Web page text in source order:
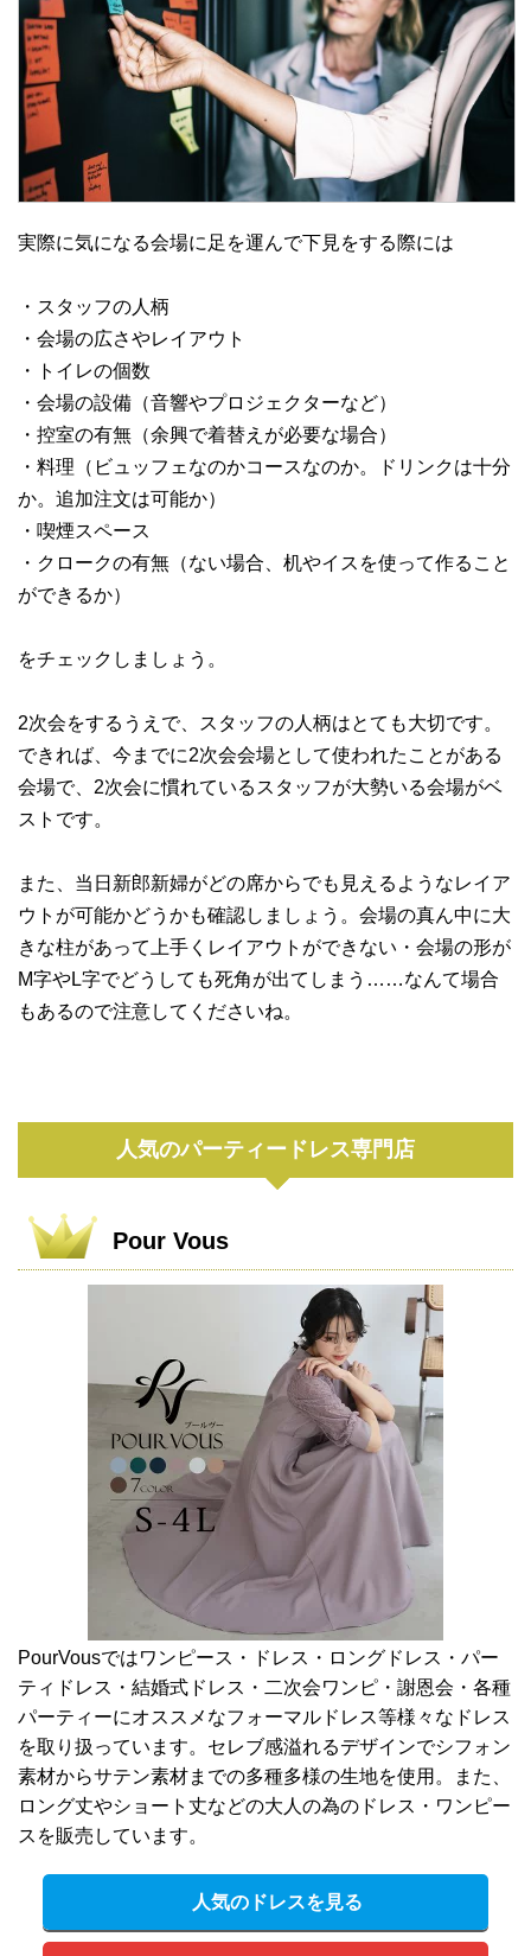
実際に気になる会場に足を運んで下見をする際には
・スタッフの人柄
・会場の広さやレイアウト
・トイレの個数
・会場の設備（音響やプロジェクターなど）
・控室の有無（余興で着替えが必要な場合）
・料理（ビュッフェなのかコースなのか。ドリンクは十分
か。追加注文は可能か）
・喫煙スペース
・クロークの有無（ない場合、机やイスを使って作ること
ができるか）
をチェックしましょう。
2次会をするうえで、スタッフの人柄はとても大切です。
できれば、今までに2次会会場として使われたことがある
会場で、2次会に慣れているスタッフが大勢いる会場がベ
ストです。
また、当日新郎新婦がどの席からでも見えるようなレイア
ウトが可能かどうかも確認しましょう。会場の真ん中に大
きな柱があって上手くレイアウトができない・会場の形が
M字やL字でどうしても死角が出てしまう……なんて場合
もあるので注意してくださいね。
人気のパーティードレス専門店
Pour Vous
PourVousではワンピース・ドレス・ロングドレス・パー
ティドレス・結婚式ドレス・二次会ワンピ・謝恩会・各種
パーティーにオススメなフォーマルドレス等様々なドレス
を取り扱っています。セレブ感溢れるデザインでシフォン
素材からサテン素材までの多種多様の生地を使用。また、
ロング丈やショート丈などの大人の為のドレス・ワンピー
スを販売しています。
人気のドレスを見る